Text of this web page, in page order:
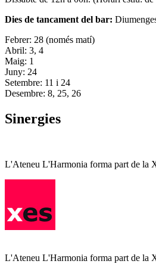
Dies de tancament del bar:
Febrer: 28 (només matí)
Abril: 3, 4
Maig: 1
Juny: 24
Setembre: 11 i 24
Desembre: 8, 25, 26
Sinergies
L'Ateneu L'Harmonia forma part de la
L'Ateneu L'Harmonia forma part de la